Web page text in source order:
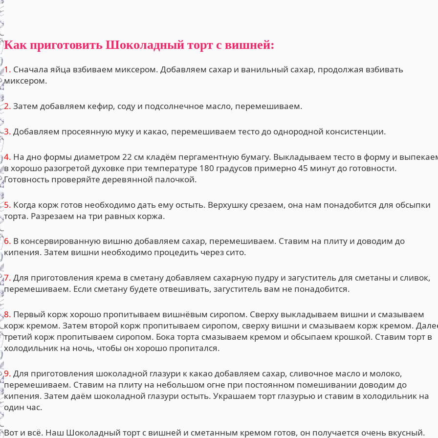
Как приготовить Шоколадный торт с вишней:
1. Сначала яйца взбиваем миксером. Добавляем сахар и ванильный сахар, продолжая взбивать
миксером.
2. Затем добавляем кефир, соду и подсолнечное масло, перемешиваем.
3. Добавляем просеянную муку и какао, перемешиваем тесто до однородной консистенции.
4. На дно формы диаметром 22 см кладём пергаментную бумагу. Выкладываем тесто в форму и
в хорошо разогретой духовке при температуре 180 градусов примерно 45 минут до готовности.
Готовность проверяйте деревянной палочкой.
5. Когда корж готов необходимо дать ему остыть. Верхушку срезаем, она нам понадобится для обсыпки
торта. Разрезаем на три равных коржа.
6. В консервированную вишню добавляем сахар, перемешиваем. Ставим на плиту и доводим до
кипения. Затем вишни необходимо процедить через сито.
7. Для приготовления крема в сметану добавляем сахарную пудру и загуститель для сметаны и сливок,
перемешиваем. Если сметану будете отвешивать, загуститель вам не понадобится.
8. Первый корж хорошо пропитываем вишнёвым сиропом. Сверху выкладываем вишни и смазываем
корж кремом. Затем второй корж пропитываем сиропом, сверху вишни и смазываем корж кремом.
третий корж пропитываем сиропом. Бока торта смазываем кремом и обсыпаем крошкой. Ставим торт в
холодильник на ночь, чтобы он хорошо пропитался.
9. Для приготовления шоколадной глазури к какао добавляем сахар, сливочное масло и молоко,
перемешиваем. Ставим на плиту на небольшом огне при постоянном помешивании доводим до
кипения. Затем даём шоколадной глазури остыть. Украшаем торт глазурью и ставим в холодильник на
один час.
Вот и всё. Наш Шоколадный торт с вишней и сметанным кремом готов, он получается очень вкусный.